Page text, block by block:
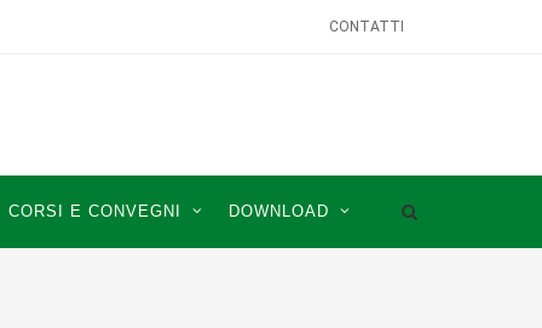
CONTATTI
CORSI E CONVEGNI DOWNLOAD